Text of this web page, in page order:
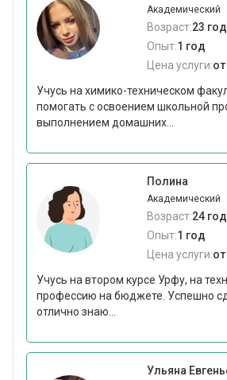
Академический
Возраст:23
Опыт:1 год
Цена услуги:
Учусь на химико-техническом
помогать с освоением школьной
выполнением домашних...
Полина
Академический
Возраст:24
Опыт:1 год
Цена услуги:
Учусь на втором курсе Урфу, на
профессию на бюджете. Успешно
отлично знаю...
Ульяна